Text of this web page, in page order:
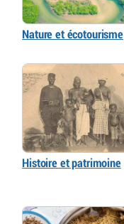
Nature et écotourisme
Histoire et patrimoine